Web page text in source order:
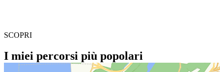
SCOPRI
I miei percorsi più popolari